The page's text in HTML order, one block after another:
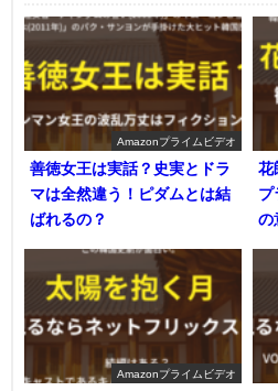
Amazonプライムビデオ
善徳女王は実話？史実とドラ
マは全然違う！ピダムとは結
ばれるの？
花
プ
の
Amazonプライムビデオ